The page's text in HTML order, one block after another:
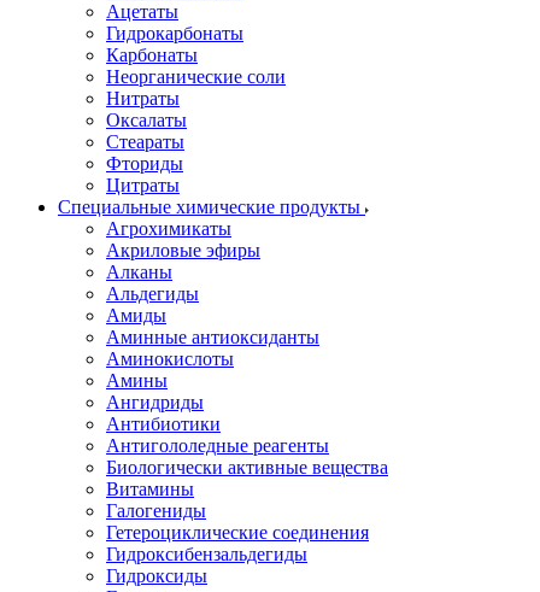
Ацетаты
Гидрокарбонаты
Карбонаты
Неорганические соли
Нитраты
Оксалаты
Стеараты
Фториды
Цитраты
Специальные химические продукты
Агрохимикаты
Акриловые эфиры
Алканы
Альдегиды
Амиды
Аминные антиоксиданты
Аминокислоты
Амины
Ангидриды
Антибиотики
Антигололедные реагенты
Биологически активные вещества
Витамины
Галогениды
Гетероциклические соединения
Гидроксибензальдегиды
Гидроксиды